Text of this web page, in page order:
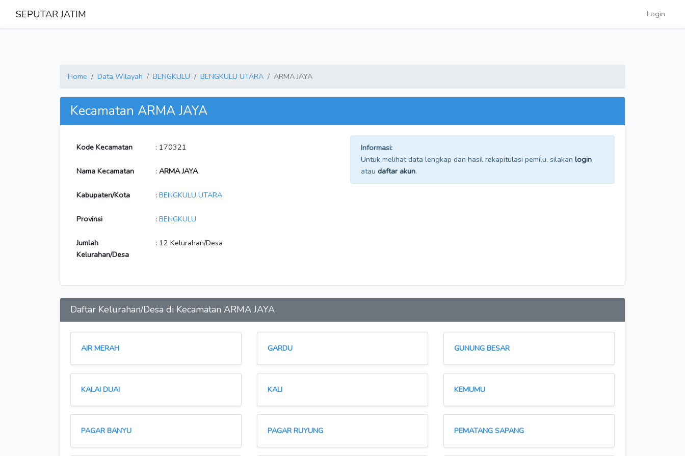
SEPUTAR JATIM Login
Home Data Wilayah BENGKULU BENGKULU UTARA ARMA JAYA
Kecamatan ARMA JAYA
Kode Kecamatan : 170321
Nama Kecamatan : ARMA JAYA
Kabupaten/Kota : BENGKULU UTARA
Provinsi : BENGKULU
Jumlah
Kelurahan/Desa
: 12 Kelurahan/Desa
Informasi:
Untuk melihat data lengkap dan hasil rekapitulasi pemilu, silakan login
atau daftar akun.
Daftar Kelurahan/Desa di Kecamatan ARMA JAYA
AIR MERAH GARDU GUNUNG BESAR
KALAI DUAI KALI KEMUMU
PAGAR BANYU PAGAR RUYUNG PEMATANG SAPANG